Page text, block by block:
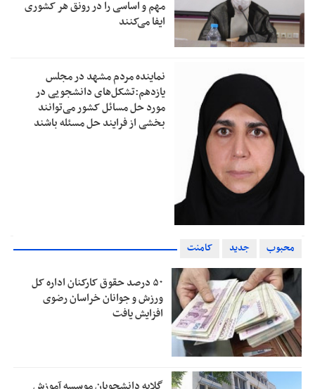
مهم و اساسی را در رونق هر کشوری
ایفا می‌کنند
نماینده مردم مشهد در مجلس
یازدهم:تشکل‌های دانشجویی در
مورد حل مسائل کشور می‌توانند
بخشی از فرایند حل مسئله باشند
محبوب جدید کامنت
۵۰ درصد حقوق کارکنان اداره کل
ورزش و جوانان خراسان رضوی
افزایش یافت